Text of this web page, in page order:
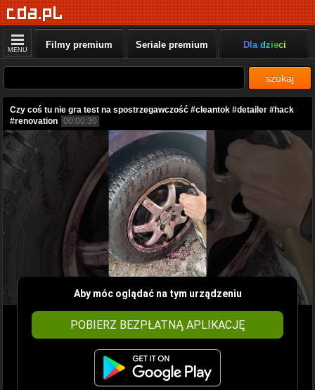
MENU Filmy premium Seriale premium Dla dzieci
szukaj
Czy coś tu nie gra test na spostrzegawczość #cleantok #detailer #hack
#renovation 00:00:30
Aby móc oglądać na tym urządzeniu
POBIERZ BEZPŁATNĄ APLIKACJĘ